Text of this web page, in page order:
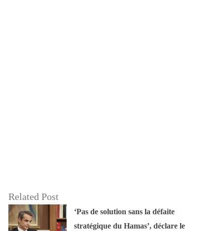
Related Post
‘Pas de solution sans la défaite
stratégique du Hamas’, déclare le